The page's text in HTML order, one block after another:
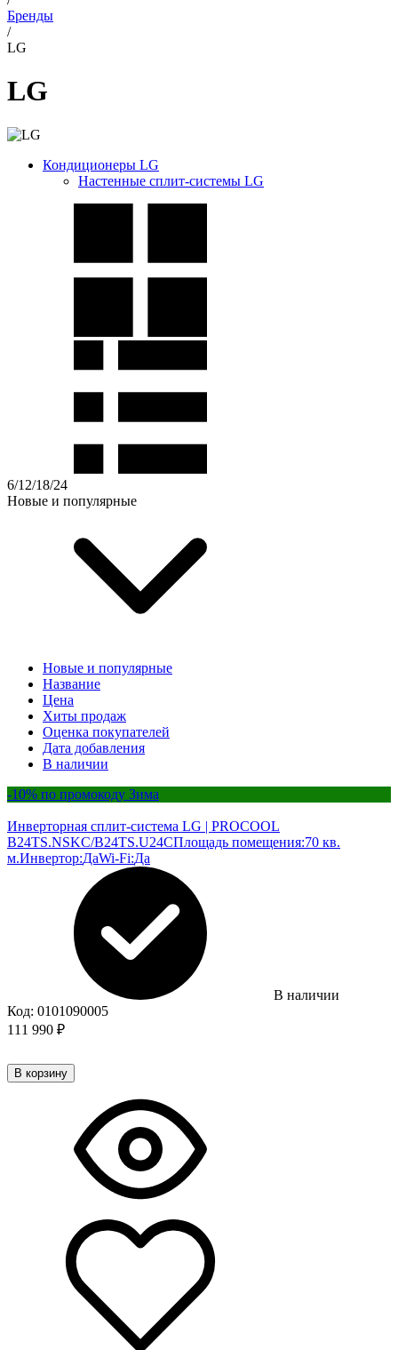
Бренды
/
LG
LG
Кондиционеры LG
Настенные сплит-системы LG
6/12/18/24
Новые и популярные
Новые и популярные
Название
Цена
Хиты продаж
Оценка покупателей
Дата добавления
В наличии
-10% по промокоду Зима
Инверторная сплит-система LG | PROCOOL
B24TS.NSKC/B24TS.U24CПлощадь помещения:70 кв.
м.Инвертор:ДаWi-Fi:Да
В наличии
Код: 0101090005
111 990 ₽
В корзину